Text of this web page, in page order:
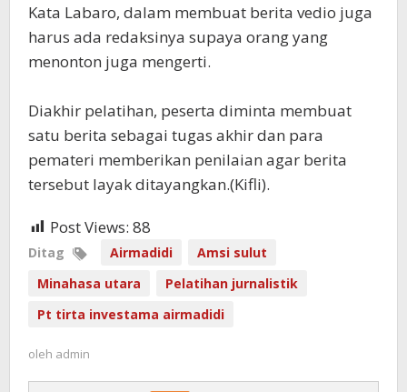
Kata Labaro, dalam membuat berita vedio juga
harus ada redaksinya supaya orang yang
menonton juga mengerti.
Diakhir pelatihan, peserta diminta membuat
satu berita sebagai tugas akhir dan para
pemateri memberikan penilaian agar berita
tersebut layak ditayangkan.(Kifli).
Post Views: 88
Ditag Airmadidi
Amsi sulut
Minahasa utara
Pelatihan jurnalistik
Pt tirta investama airmadidi
oleh admin